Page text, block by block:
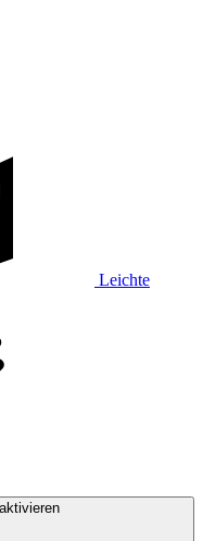
Leichte
aktivieren